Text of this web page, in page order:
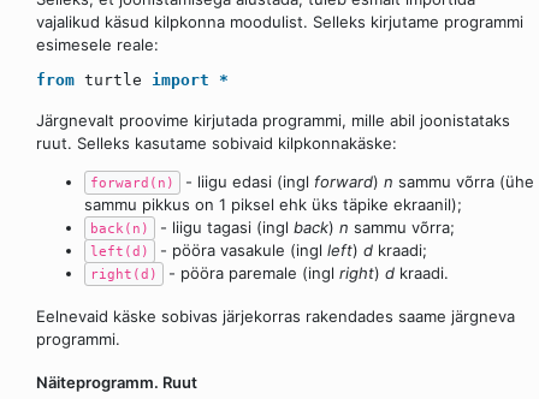
vajalikud käsud kilpkonna moodulist. Selleks kirjutame programmi
esimesele reale:
from turtle import *
Järgnevalt proovime kirjutada programmi, mille abil joonistataks
ruut. Selleks kasutame sobivaid kilpkonnakäske:
forward(n) - liigu edasi (ingl forward) n sammu võrra (ühe
sammu pikkus on 1 piksel ehk üks täpike ekraanil);
back(n) - liigu tagasi (ingl back) n sammu võrra;
left(d) - pööra vasakule (ingl left) d kraadi;
right(d) - pööra paremale (ingl right) d kraadi.
Eelnevaid käske sobivas järjekorras rakendades saame järgneva
programmi.
Näiteprogramm. Ruut